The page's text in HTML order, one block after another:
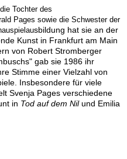
Tochter des
Pages sowie die Schwester der
sbildung hat sie an der
Kunst in Frankfurt am Main
von Robert Stromberger
gab sie 1986 ihr
Stimme einer Vielzahl von
Insbesondere für viele
Svenja Pages verschiedene
in Tod auf dem Nilund Emilia